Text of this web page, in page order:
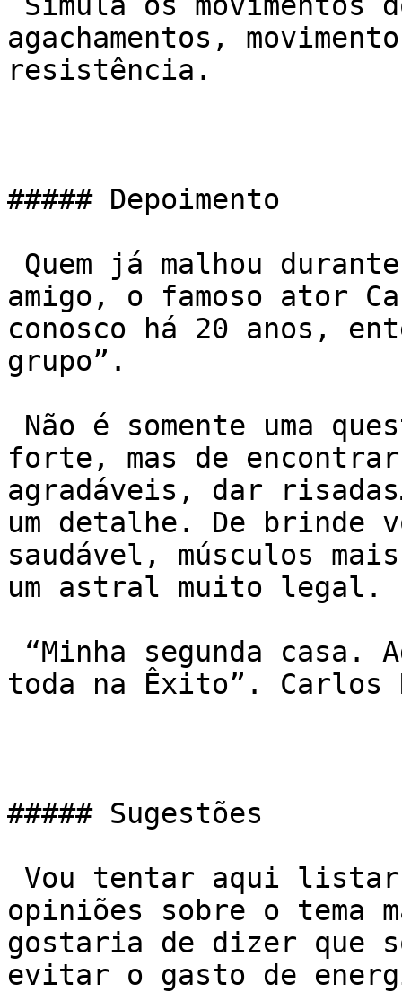
agachamentos,
resistência.
##### Depoimento
amigo, o famoso ator
conosco há 20 anos,
grupo”.
forte, mas de
agradáveis, dar
um detalhe. De brinde
saudável, músculos
um astral muito legal.
toda na Êxito”. Carlos
##### Sugestões
opiniões sobre o tema
gostaria de dizer que
evitar o gasto de